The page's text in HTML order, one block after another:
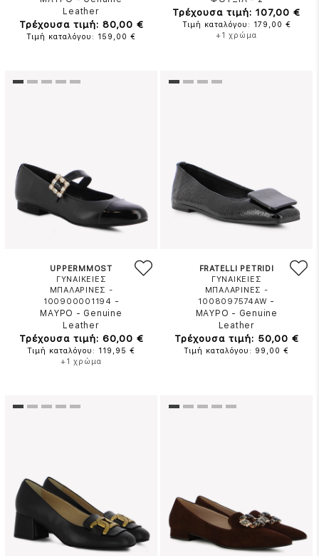
Leather
Τρέχουσα τιμή: 80,00 €
Τιμή καταλόγου: 159,00 €
Τρέχουσα τιμή: 107,00 €
Τιμή καταλόγου: 179,00 €
+1 χρώμα
UPPERMMOST
ΓΥΝΑΙΚΕΙΕΣ
ΜΠΑΛΑΡΙΝΕΣ -
100900001194 -
ΜΑΥΡΟ - Genuine
Leather
Τρέχουσα τιμή: 60,00 €
Τιμή καταλόγου: 119,95 €
+1 χρώμα
FRATELLI PETRIDI
ΓΥΝΑΙΚΕΙΕΣ
ΜΠΑΛΑΡΙΝΕΣ -
1008097574AW -
ΜΑΥΡΟ - Genuine
Leather
Τρέχουσα τιμή: 50,00 €
Τιμή καταλόγου: 99,00 €